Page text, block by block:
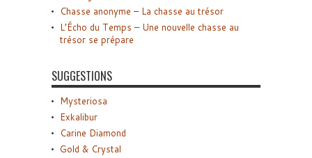
Chasse anonyme – La chasse au trésor
L’Écho du Temps – Une nouvelle chasse au
trésor se prépare
SUGGESTIONS
Mysteriosa
Exkalibur
Carine Diamond
Gold & Crystal